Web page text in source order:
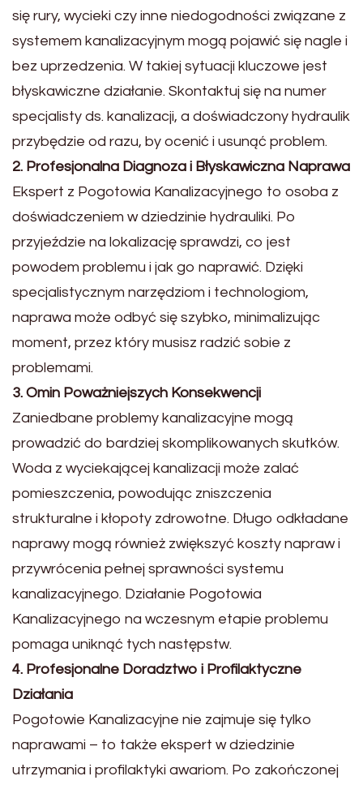
się rury, wycieki czy inne niedogodności związane z
systemem kanalizacyjnym mogą pojawić się nagle i
bez uprzedzenia. W takiej sytuacji kluczowe jest
błyskawiczne działanie. Skontaktuj się na numer
specjalisty ds. kanalizacji, a doświadczony hydraulik
przybędzie od razu, by ocenić i usunąć problem.
2. Profesjonalna Diagnoza i Błyskawiczna Naprawa
Ekspert z Pogotowia Kanalizacyjnego to osoba z
doświadczeniem w dziedzinie hydrauliki. Po
przyjeździe na lokalizację sprawdzi, co jest
powodem problemu i jak go naprawić. Dzięki
specjalistycznym narzędziom i technologiom,
naprawa może odbyć się szybko, minimalizując
moment, przez który musisz radzić sobie z
problemami.
3. Omin Poważniejszych Konsekwencji
Zaniedbane problemy kanalizacyjne mogą
prowadzić do bardziej skomplikowanych skutków.
Woda z wyciekającej kanalizacji może zalać
pomieszczenia, powodując zniszczenia
strukturalne i kłopoty zdrowotne. Długo odkładane
naprawy mogą również zwiększyć koszty napraw i
przywrócenia pełnej sprawności systemu
kanalizacyjnego. Działanie Pogotowia
Kanalizacyjnego na wczesnym etapie problemu
pomaga uniknąć tych następstw.
4. Profesjonalne Doradztwo i Profilaktyczne
Działania
Pogotowie Kanalizacyjne nie zajmuje się tylko
naprawami – to także ekspert w dziedzinie
utrzymania i profilaktyki awariom. Po zakończonej